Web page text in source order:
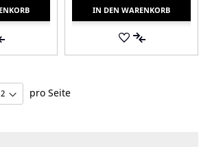
IN DEN WARENKORB
AUF
DEN
AUF
pro Seite